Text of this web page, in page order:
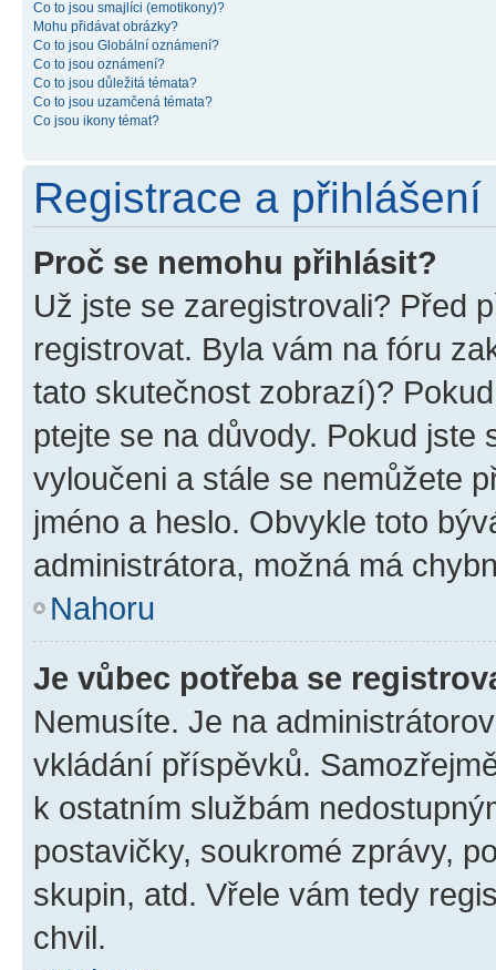
Co to jsou smajlíci (emotikony)?
Mohu přidávat obrázky?
Co to jsou Globální oznámení?
Co to jsou oznámení?
Co to jsou důležitá témata?
Co to jsou uzamčená témata?
Co jsou ikony témat?
Registrace a přihlášení
Proč se nemohu přihlásit?
Už jste se zaregistrovali? Před
registrovat. Byla vám na fóru
tato skutečnost zobrazí)?
ptejte se na důvody. Pokud jste
vyloučeni a stále se nemůžete
jméno a heslo. Obvykle toto
administrátora, možná má
Nahoru
Je vůbec potřeba se
Nemusíte. Je na
vkládání příspěvků.
k ostatním službám
postavičky, soukromé zprávy,
skupin, atd. Vřele vám tedy
chvil.